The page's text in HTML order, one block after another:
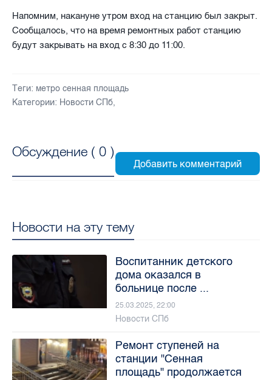
Напомним, накануне утром вход на станцию был закрыт.
Сообщалось, что на время ремонтных работ станцию
будут закрывать на вход с 8:30 до 11:00.
Теги: метро сенная площадь
Категории: Новости СПб,
Обсуждение ( 0 )
Новости на эту тему
Воспитанник детского
дома оказался в
больнице после ...
25.03.2025, 22:00
Новости СПб
Ремонт ступеней на
станции "Сенная
площадь" продолжается